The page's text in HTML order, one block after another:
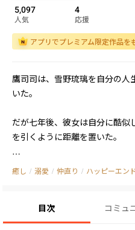
5,097
人気
4
応援
アプリでプレミアム限定作品を
鷹司司は、雪野琉璃を自分の人
いた。
だが七年後、彼女は自分に酷
を引くように距離を置いた。
いつものように支配しようとし
五歳の双子の息子のうち一人
リティの脆弱性を暴き、もう一
癒し / 溺愛 / 仲直り / ハッピーエン
目次 コミュ